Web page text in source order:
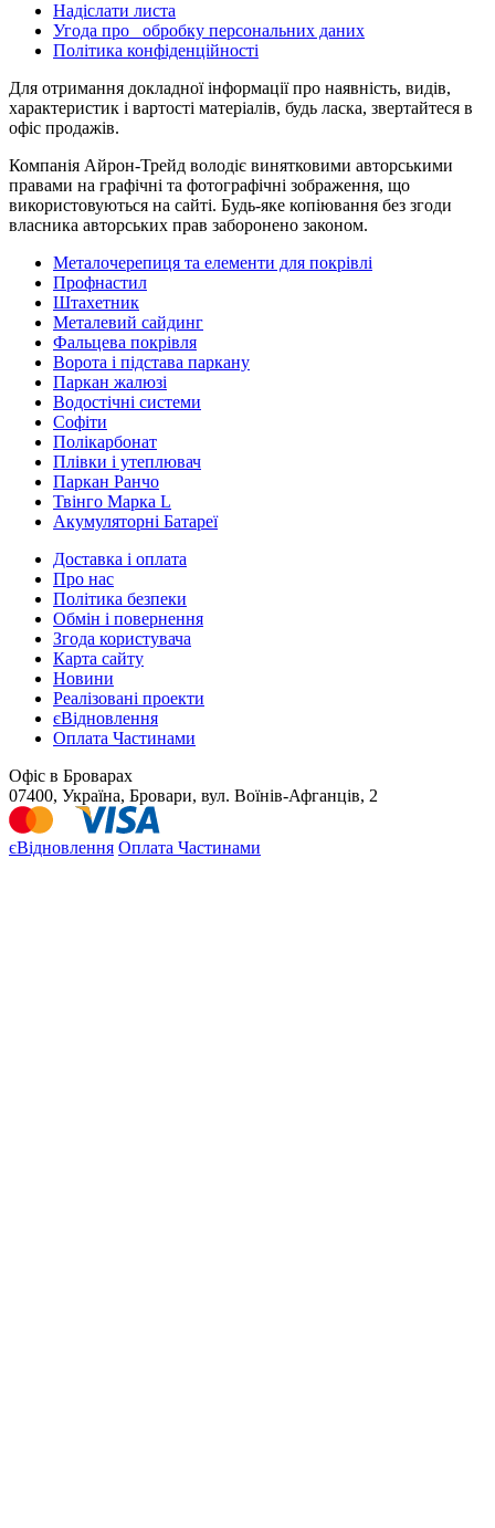
Надіслати листа
Угода про обробку персональних даних
Політика конфіденційності
Для отримання докладної інформації про наявність, видів,
характеристик і вартості матеріалів, будь ласка, звертайтеся в
офіс продажів.
Компанія Айрон-Трейд володіє винятковими авторськими
правами на графічні та фотографічні зображення, що
використовуються на сайті. Будь-яке копіювання без згоди
власника авторських прав заборонено законом.
Металочерепиця та елементи для покрівлі
Профнастил
Штахетник
Металевий сайдинг
Фальцева покрівля
Ворота і підстава паркану
Паркан жалюзі
Водостічні системи
Софіти
Полікарбонат
Плівки і утеплювач
Паркан Ранчо
Твінго Марка L
Акумуляторні Батареї
Доставка і оплата
Про нас
Політика безпеки
Обмін і повернення
Згода користувача
Карта сайту
Новини
Реалізовані проекти
єВідновлення
Оплата Частинами
Офіс в Броварах
07400, Україна, Бровари, вул. Воїнів-Афганців, 2
єВідновлення Оплата Частинами